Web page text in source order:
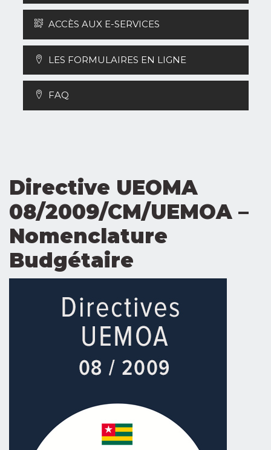
ACCÈS AUX E-SERVICES
LES FORMULAIRES EN LIGNE
FAQ
Directive UEOMA
08/2009/CM/UEMOA –
Nomenclature
Budgétaire